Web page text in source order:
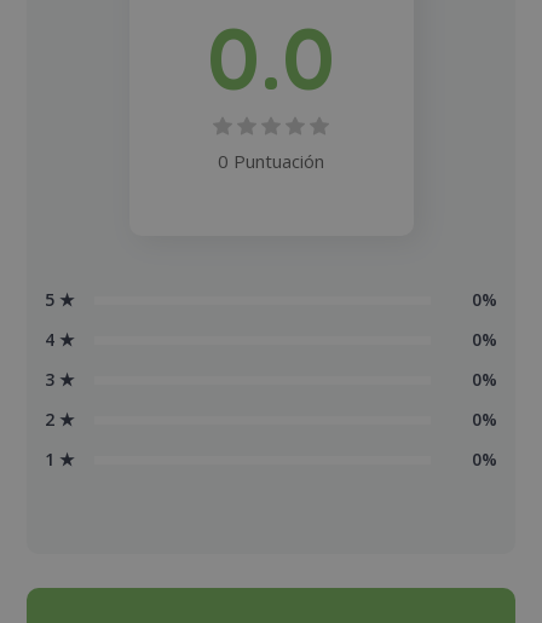
0.0
0 Puntuación
5 ★
0%
4 ★
0%
3 ★
0%
2 ★
0%
1 ★
0%